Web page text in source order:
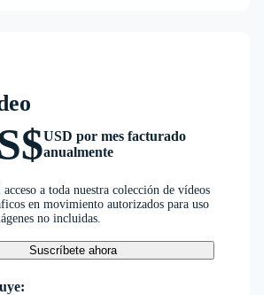
USD por mes facturado
anualmente
acceso a toda nuestra colección de vídeos
en movimiento autorizados para uso
no incluidas.
Suscríbete ahora